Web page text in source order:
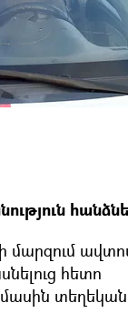
մարզում
հետո
մասին